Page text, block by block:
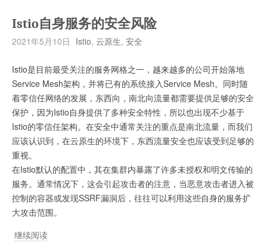
Mesh
到
Multi-
Istio自身服务的安全风险
2021年5月10日 Istio, 云原生, 安全
Istio是目前最受关注的服务网格之一，越来越多的公司开始落地
Service Mesh架构，并将已有的系统接入Service Mesh。同时随
着零信任网络的发展，东西向，南北向流量都需要提供足够的安全
保护，因为Istio自身提供了多种安全特性，所以也出现不少基于
Istio的零信任架构。在安全中通常关注的重点是南北流量，而我们
应该认识到，在云原生的环境下，东西流量安全也应该受到足够的
重视。
在Istio默认的配置中，其在集群内暴露了许多未授权和明文传输的
服务。通常情况下，这会引起攻击者的注意，当恶意攻击者进入被
控制的容器或发现SSRF漏洞后，往往可以利用这些自身的服务扩
大攻击范围。
继续阅读Istio